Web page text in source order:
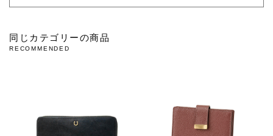
同じカテゴリーの商品
RECOMMENDED